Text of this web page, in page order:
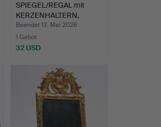
SPIEGEL/REGAL mit
KERZENHALTERN,
Neorenais…
Beendet 13. Mai 2026
1 Gebot
32 USD